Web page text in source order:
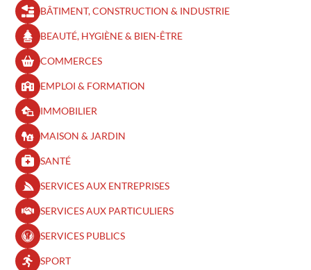
BÂTIMENT, CONSTRUCTION & INDUSTRIE
BEAUTÉ, HYGIÈNE & BIEN-ÊTRE​
COMMERCES
EMPLOI & FORMATION
IMMOBILIER
MAISON & JARDIN
SANTÉ
SERVICES AUX ENTREPRISES
SERVICES AUX PARTICULIERS
SERVICES PUBLICS
SPORT